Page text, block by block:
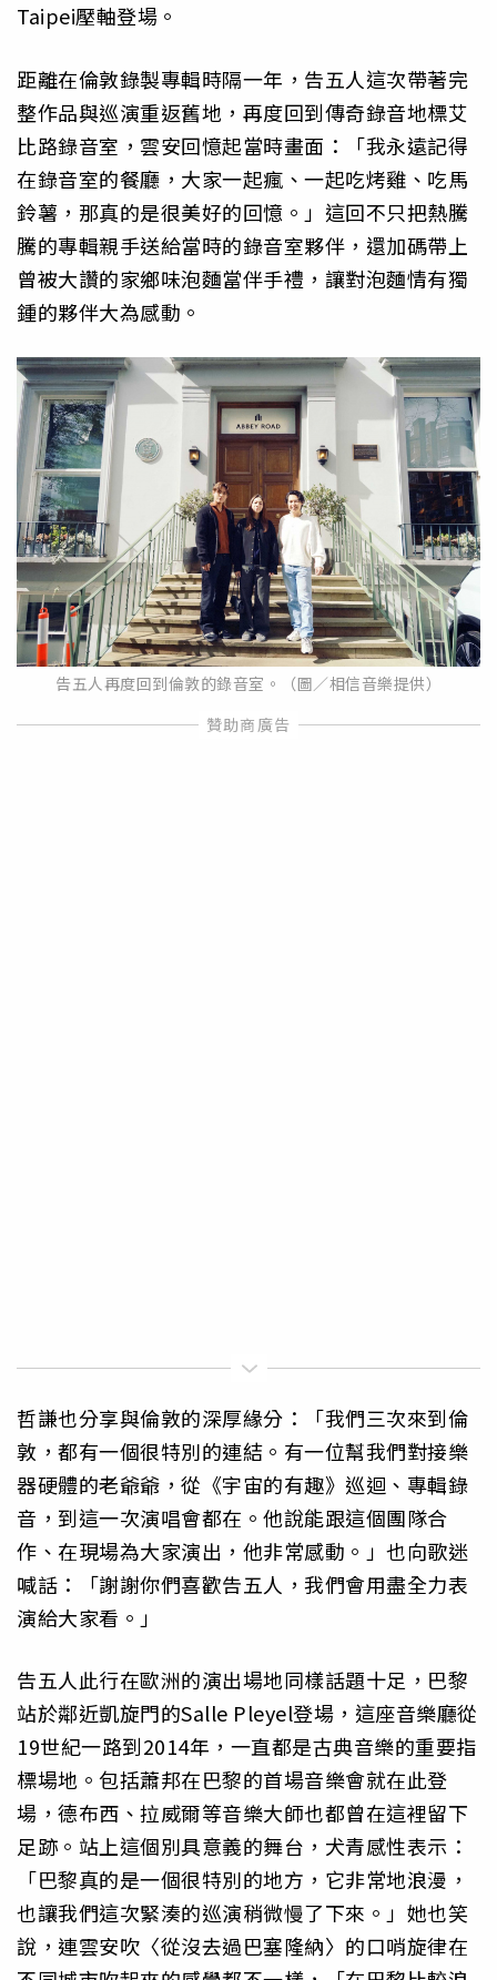
Taipei壓軸登場。
距離在倫敦錄製專輯時隔一年，告五人這次帶著完
整作品與巡演重返舊地，再度回到傳奇錄音地標艾
比路錄音室，雲安回憶起當時畫面：「我永遠記得
在錄音室的餐廳，大家一起瘋、一起吃烤雞、吃馬
鈴薯，那真的是很美好的回憶。」這回不只把熱騰
騰的專輯親手送給當時的錄音室夥伴，還加碼帶上
曾被大讚的家鄉味泡麵當伴手禮，讓對泡麵情有獨
鍾的夥伴大為感動。
告五人再度回到倫敦的錄音室。（圖／相信音樂提供）
哲謙也分享與倫敦的深厚緣分：「我們三次來到倫
敦，都有一個很特別的連結。有一位幫我們對接樂
器硬體的老爺爺，從《宇宙的有趣》巡迴、專輯錄
音，到這一次演唱會都在。他說能跟這個團隊合
作、在現場為大家演出，他非常感動。」也向歌迷
喊話：「謝謝你們喜歡告五人，我們會用盡全力表
演給大家看。」
告五人此行在歐洲的演出場地同樣話題十足，巴黎
站於鄰近凱旋門的Salle Pleyel登場，這座音樂廳從
19世紀一路到2014年，一直都是古典音樂的重要指
標場地。包括蕭邦在巴黎的首場音樂會就在此登
場，德布西、拉威爾等音樂大師也都曾在這裡留下
足跡。站上這個別具意義的舞台，犬青感性表示：
「巴黎真的是一個很特別的地方，它非常地浪漫，
也讓我們這次緊湊的巡演稍微慢了下來。」她也笑
說，連雲安吹〈從沒去過巴塞隆納〉的口哨旋律在